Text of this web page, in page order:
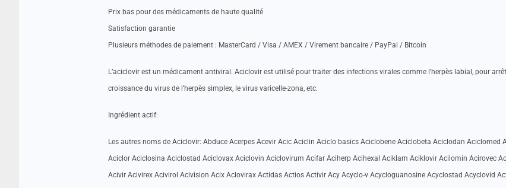
Prix bas pour des médicaments de haute qualité
Satisfaction garantie
Plusieurs méthodes de paiement : MasterCard / Visa / AMEX / Virement bancaire / PayPal / Bitcoin
L’aciclovir est un médicament antiviral. Aciclovir est utilisé pour traiter des infections virales comme l’herpès labial, pour
croissance du virus de l’herpès simplex, le virus varicelle-zona, etc.
Ingrédient actif:
Les autres noms de Aciclovir: Abduce Acerpes Acevir Acic Aciclin Aciclo basics Aciclobene Aciclobeta Aciclodan Aciclomed
Aciclor Aciclosina Aciclostad Aciclovax Aciclovin Aciclovirum Acifar Aciherp Acihexal Aciklam Aciklovir Acilomin Acirovec
Acivir Acivirex Acivirol Acivision Acix Aclovirax Actidas Actios Activir Acy Acyclo-v Acycloguanosine Acyclostad Acyclovid